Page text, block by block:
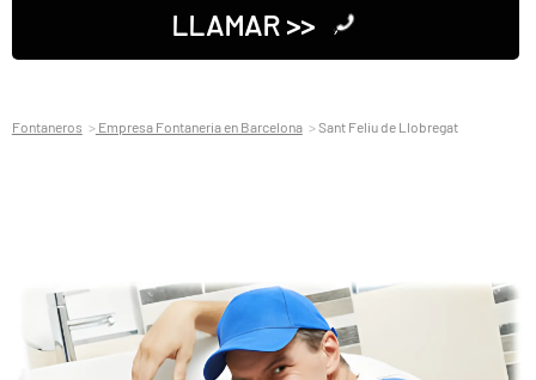
LLAMAR >>
Fontaneros Empresa Fontaneria en Barcelona Sant Feliu de Llobregat